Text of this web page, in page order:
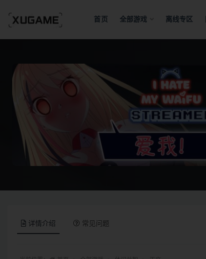
首页 全部游戏 离线专区
详情介绍 常见问题